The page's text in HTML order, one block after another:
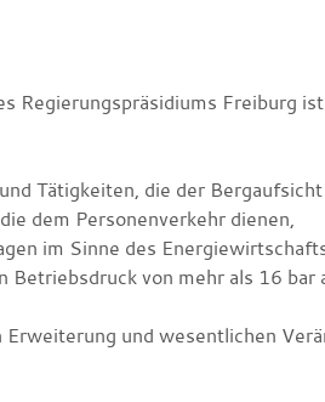
Regierungspräsidiums Freiburg
Tätigkeiten, die der
dem Personenverkehr dienen,
im Sinne des
von mehr als 16 bar
und wesentlichen